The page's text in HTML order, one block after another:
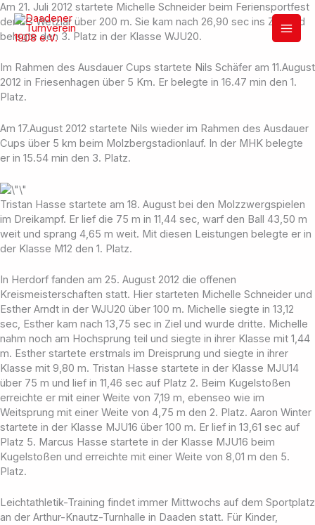
Zum
Inhalt
springen
Am 21. Juli 2012 startete Michelle Schneider beim Feriensportfest
der LG Wetzlar über 200 m. Sie kam nach 26,90 sec ins Ziel und
belegte den 3. Platz in der Klasse WJU20.
Im Rahmen des Ausdauer Cups startete Nils Schäfer am 11.August
2012 in Friesenhagen über 5 Km. Er belegte in 16.47 min den 1.
Platz.
Am 17.August 2012 startete Nils wieder im Rahmen des Ausdauer
Cups über 5 km beim Molzbergstadionlauf. In der MHK belegte
er in 15.54 min den 3. Platz.
Tristan Hasse startete am 18. August bei den Molzzwergspielen
im Dreikampf. Er lief die 75 m in 11,44 sec, warf den Ball 43,50 m
weit und sprang 4,65 m weit. Mit diesen Leistungen belegte er in
der Klasse M12 den 1. Platz.
In Herdorf fanden am 25. August 2012 die offenen
Kreismeisterschaften statt. Hier starteten Michelle Schneider und
Esther Arndt in der WJU20 über 100 m. Michelle siegte in 13,12
sec, Esther kam nach 13,75 sec in Ziel und wurde dritte. Michelle
nahm noch am Hochsprung teil und siegte in ihrer Klasse mit 1,44
m. Esther startete erstmals im Dreisprung und siegte in ihrer
Klasse mit 9,80 m. Tristan Hasse startete in der Klasse MJU14
über 75 m und lief in 11,46 sec auf Platz 2. Beim Kugelstoßen
erreichte er mit einer Weite von 7,19 m, ebenseo wie im
Weitsprung mit einer Weite von 4,75 m den 2. Platz. Aaron Winter
startete in der Klasse MJU16 über 100 m. Er lief in 13,61 sec auf
Platz 5. Marcus Hasse startete in der Klasse MJU16 beim
Kugelstoßen und erreichte mit einer Weite von 8,01 m den 5.
Platz.
Leichtathletik-Training findet immer Mittwochs auf dem Sportplatz
an der Arthur-Knautz-Turnhalle in Daaden statt. Für Kinder,